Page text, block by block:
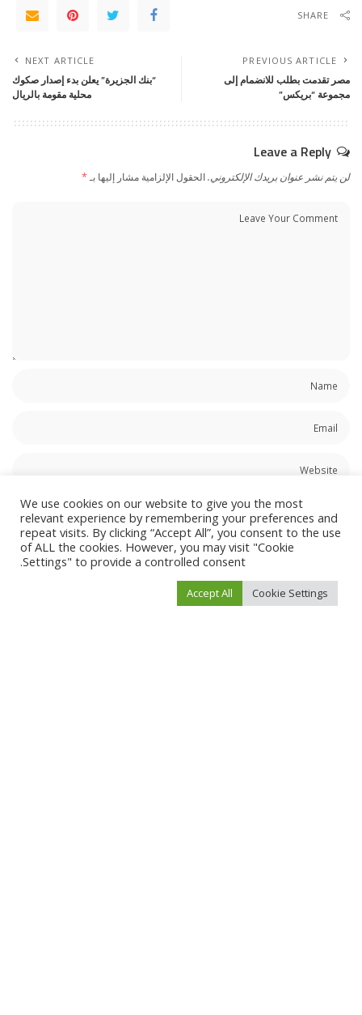
SHARE
PREVIOUS ARTICLE
مصر تقدمت بطلب للانضمام إلى
مجموعة “بريكس”
NEXT ARTICLE
“بنك الجزيرة” يعلن بدء إصدار صكوك
محلية مقومة بالريال
Leave a Reply
لن يتم نشر عنوان بريدك الإلكتروني.الحقول الإلزامية مشار إليها بـ*
احفظ اسمي، بريدي الإلكتروني، والموقع الإلكتروني في هذا المتصفح لاستخدامها المرة
المقبلة في تعليقي.
We use cookies on our website to give you the most
relevant experience by remembering your preferences and
repeat visits. By clicking “Accept All”, you consent to the use
of ALL the cookies. However, you may visit "Cookie
Settings" to provide a controlled consent.
Cookie Settings
Accept All